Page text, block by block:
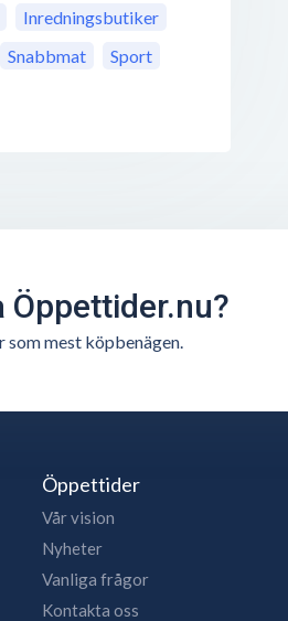
Inredningsbutiker
Snabbmat
Sport
Öppettider.nu?
som mest köpbenägen.
Öppettider
Vår vision
Nyheter
Vanliga frågor
Kontakta oss